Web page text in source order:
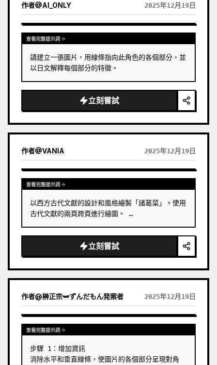
作者@AI_ONLY 2025年12月19日
查看完整提示詞
請建立一張圖片，用線條指向此角色的各個部分，並
以日文解釋每個部分的特徵。
立刻嘗試
作者@VANIA 2025年12月19日
查看完整提示詞
以西方古代文獻的設計和風格繪製「諸葛菜」。使用
古代文獻的兩頁跨頁進行繪圖。 …
立刻嘗試
作者@榊正宗🫛ずんだもん発案者 2025年12月19日
查看完整提示詞
步驟 1：增加資訊
消除水平和垂直線條，使圖片的各個部分呈現對角